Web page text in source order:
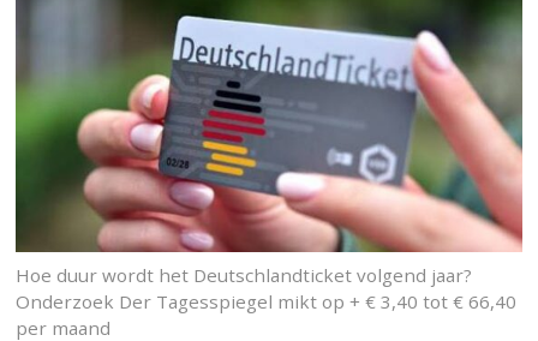
Hoe duur wordt het Deutschlandticket volgend jaar?
Onderzoek Der Tagesspiegel mikt op + € 3,40 tot € 66,40
per maand